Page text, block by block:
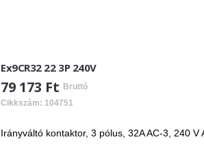
Ex9CR32 22 3P 240V
79 173 Ft Bruttó
Cikkszám: 104751
Irányváltó kontaktor, 3 pólus, 32A AC-3, 240 V